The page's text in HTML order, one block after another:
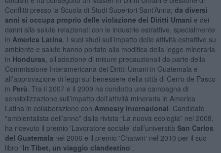
Conflitti presso la Scuola di Studi Superiori Sant’Anna; da diversi
anni si occupa proprio delle violazione dei Diritti Umani e dei
danni alla salute relazionati con le industrie estrattive, specialmente
in America Latina . I suoi studi sull’impatto delle attività estrattive su
ambiente e salute hanno portato alla modifica della legge mineraria
in Honduras , all’adozione di misure precauzionali da parte della
Commissione Interamericana dei Diritti Umani in Guatemala e
all’approvazione di leggi sul benessere della città di Cerro de Pasco
in Perù . Tra il 2007 e il 2009 ha condotto una campagna di
sensibilizzazione sull’impatto dell’attività mineraria in America
Latina in collaborazione con Amnesty International . Candidato
“ambientalista dell’anno” dalla rivista “La nuova ecologia” nel 2008,
ha ricevuto il premio 'Lavoratore sociale' dall’università San Carlos
del Guatemala nel 2006 e il premio 'Chatwin' nel 2010 per il suo
libro “In Tibet, un viaggio clandestino”.